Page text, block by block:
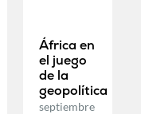
África en
el juego
de la
geopolítica
septiembre